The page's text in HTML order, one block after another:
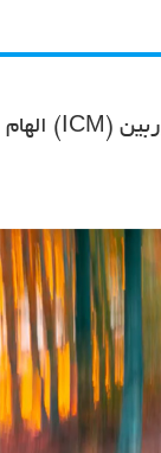
ویدیو آموزش عکاسی با حرکت عمدی دوربین (ICM) الهام